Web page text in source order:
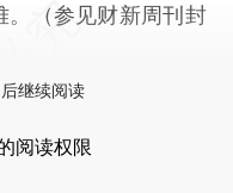
。（参见财新周刊封
继续阅读
阅读权限